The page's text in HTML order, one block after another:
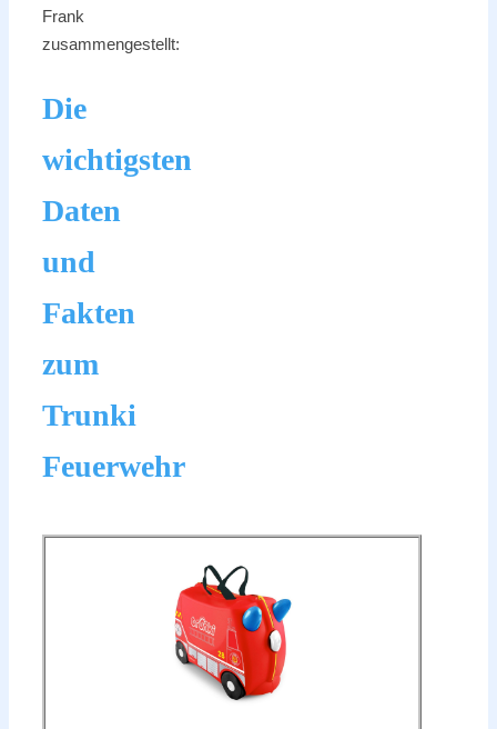
Frank
zusammengestellt:
Die
wichtigsten
Daten
und
Fakten
zum
Trunki
Feuerwehr